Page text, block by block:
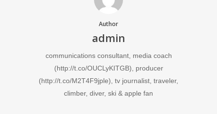
Author
admin
communications consultant, media coach
(http://t.co/OUCLyKITGB), producer
(http://t.co/M2T4F9jple), tv journalist, traveler,
climber, diver, ski & apple fan